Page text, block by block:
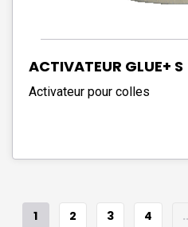
ACTIVATEUR GLUE+ S
Activateur pour colles
1 2 3 4